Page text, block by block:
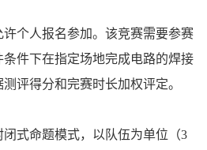
个人报名参加。该竞赛需要参赛
件下在指定场地完成电路的焊接
评得分和完赛时长加权评定。
闭式命题模式，以队伍为单位（3